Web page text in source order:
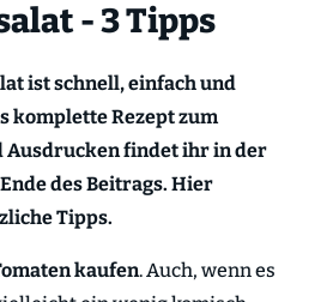
- 3 Tipps
ist schnell, einfach und
komplette Rezept zum
Ausdrucken findet ihr in der
des Beitrags. Hier
Tipps.
kaufen. Auch, wenn es